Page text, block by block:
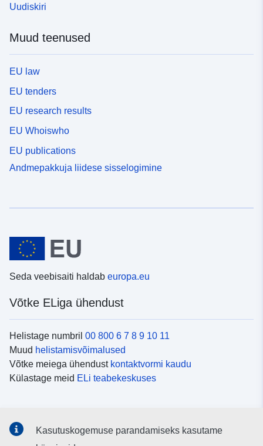
Uudiskiri
Muud teenused
EU law
EU tenders
EU research results
EU Whoiswho
EU publications
Andmepakkuja liidese sisselogimine
Seda veebisaiti haldab europa.eu
Võtke ELiga ühendust
Helistage numbril 00 800 6 7 8 9 10 11
Muud helistamisvõimalused
Võtke meiega ühendust kontaktvormi kaudu
Külastage meid ELi teabekeskuses
Kasutuskogemuse parandamiseks kasutame